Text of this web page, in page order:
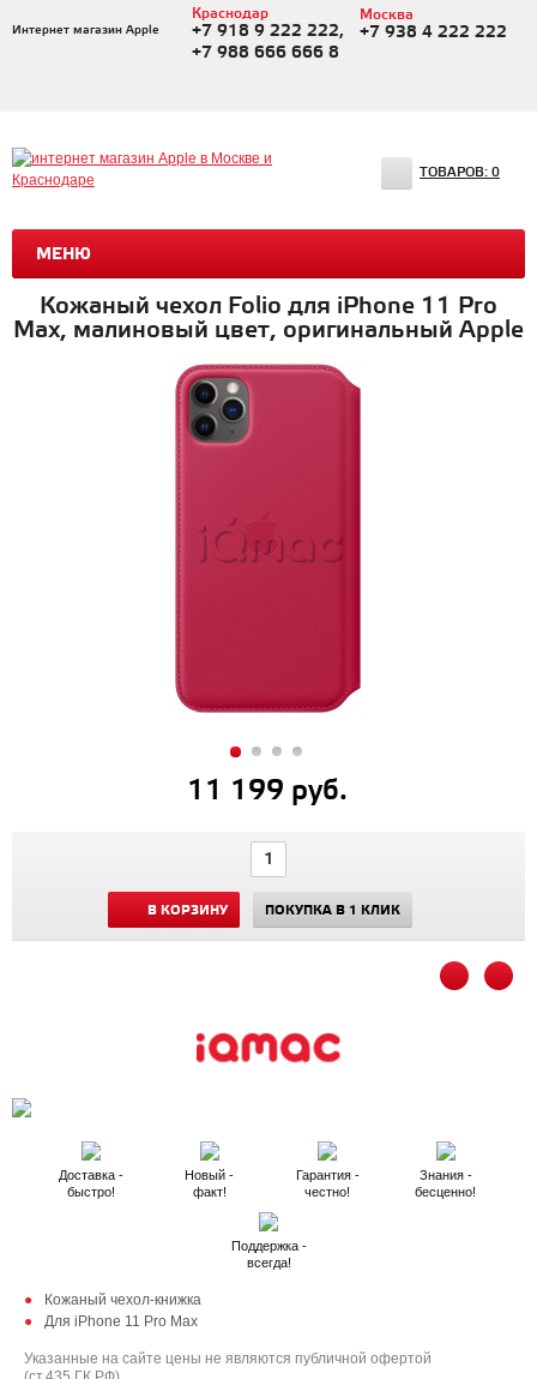
Интернет магазин Apple
Краснодар
+7 918 9 222 222,
+7 988 666 666 8
Москва
+7 938 4 222 222
МЕНЮ
ТОВАРОВ: 0
Кожаный чехол Folio для iPhone 11 Pro
Max, малиновый цвет, оригинальный Apple
11 199 руб.
В КОРЗИНУ ПОКУПКА В 1 КЛИК
Доставка -
быстро!
Новый -
факт!
Гарантия -
честно!
Знания -
бесценно!
Поддержка -
всегда!
Кожаный чехол-книжка
Для iPhone 11 Pro Max
Указанные на сайте цены не являются публичной офертой